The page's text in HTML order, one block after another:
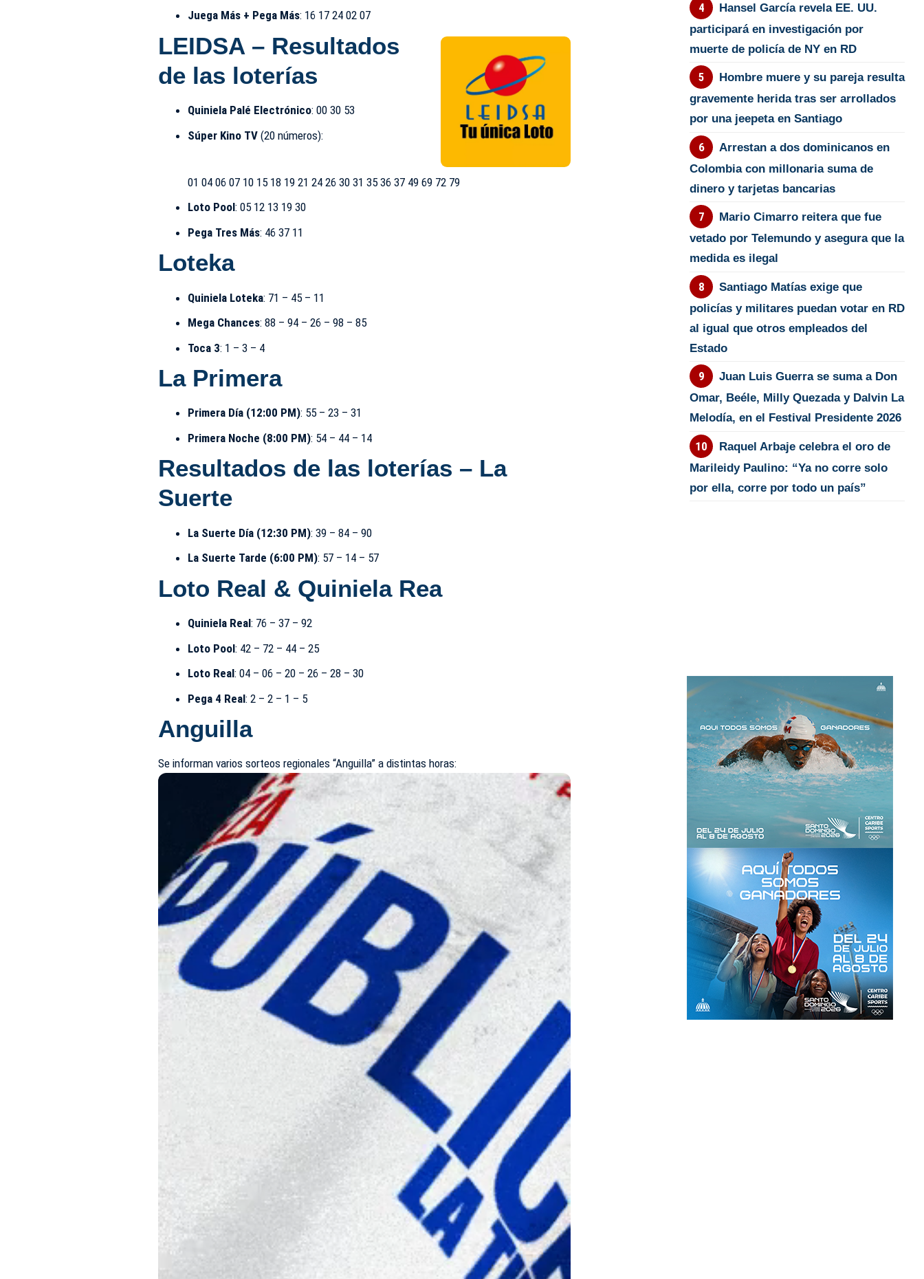
Juega Más + Pega Más: 16 17 24 02 07
LEIDSA – Resultados
de las loterías
Quiniela Palé Electrónico: 00 30 53
Súper Kino TV(20 números):
01 04 06 07 10 15 18 19 21 24 26 30 31 35 36 37 49 69 72 79
Loto Pool: 05 12 13 19 30
Pega Tres Más: 46 37 11
Loteka
Quiniela Loteka: 71 – 45 – 11
Mega Chances: 88 – 94 – 26 – 98 – 85
Toca 3: 1 – 3 – 4
La Primera
Primera Día (12:00 PM): 55 – 23 – 31
Primera Noche (8:00 PM): 54 – 44 – 14
Resultados de las loterías – La
Suerte
La Suerte Día (12:30 PM): 39 – 84 – 90
La Suerte Tarde (6:00 PM): 57 – 14 – 57
Loto Real & Quiniela Rea
Quiniela Real: 76 – 37 – 92
Loto Pool: 42 – 72 – 44 – 25
Loto Real: 04 – 06 – 20 – 26 – 28 – 30
Pega 4 Real: 2 – 2 – 1 – 5
Anguilla
Se informan varios sorteos regionales “Anguilla” a distintas horas:
Hansel García revela EE. UU.
participará en investigación por
muerte de policía de NY en RD
Hombre muere y su pareja resulta
gravemente herida tras ser arrollados
por una jeepeta en Santiago
Arrestan a dos dominicanos en
Colombia con millonaria suma de
dinero y tarjetas bancarias
Mario Cimarro reitera que fue
vetado por Telemundo y asegura que la
medida es ilegal
Santiago Matías exige que
policías y militares puedan votar en RD
al igual que otros empleados del
Estado
Juan Luis Guerra se suma a Don
Omar, Beéle, Milly Quezada y Dalvin La
Melodía, en el Festival Presidente 2026
Raquel Arbaje celebra el oro de
Marileidy Paulino: “Ya no corre solo
por ella, corre por todo un país”